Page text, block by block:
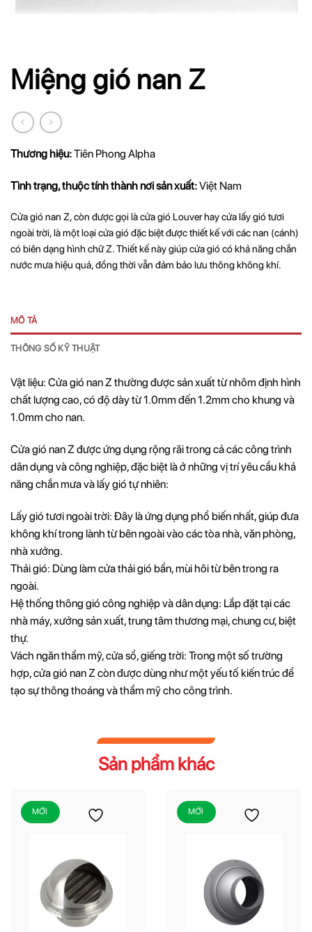
Miệng gió nan Z
Thương hiệu:Tiên Phong Alpha
Tình trạng, thuộc tính thành nơi sản xuất:Việt Nam
Cửa gió nan Z, còn được gọi là cửa gió Louver hay cửa lấy gió tươi
ngoài trời, là một loại cửa gió đặc biệt được thiết kế với các nan (cánh)
có biên dạng hình chữ Z. Thiết kế này giúp cửa gió có khả năng chắn
nước mưa hiệu quả, đồng thời vẫn đảm bảo lưu thông không khí.
MÔ TẢ
THÔNG SỐ KỸ THUẬT
Vật liệu: Cửa gió nan Z thường được sản xuất từ nhôm định hình
chất lượng cao, có độ dày từ 1.0mm đến 1.2mm cho khung và
1.0mm cho nan.
Cửa gió nan Z được ứng dụng rộng rãi trong cả các công trình
dân dụng và công nghiệp, đặc biệt là ở những vị trí yêu cầu khả
năng chắn mưa và lấy gió tự nhiên:
Lấy gió tươi ngoài trời: Đây là ứng dụng phổ biến nhất, giúp đưa
không khí trong lành từ bên ngoài vào các tòa nhà, văn phòng,
nhà xưởng.
Thải gió: Dùng làm cửa thải gió bẩn, mùi hôi từ bên trong ra
ngoài.
Hệ thống thông gió công nghiệp và dân dụng: Lắp đặt tại các
nhà máy, xưởng sản xuất, trung tâm thương mại, chung cư, biệt
thự.
Vách ngăn thẩm mỹ, cửa sổ, giếng trời: Trong một số trường
hợp, cửa gió nan Z còn được dùng như một yếu tố kiến trúc để
tạo sự thông thoáng và thẩm mỹ cho công trình.
Sản phẩm khác
MỚI MỚI